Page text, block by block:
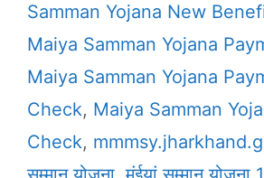
Samman Yojana New
Maiya Samman Yojana
Maiya Samman Yojana
Check, Maiya Samman
Check,